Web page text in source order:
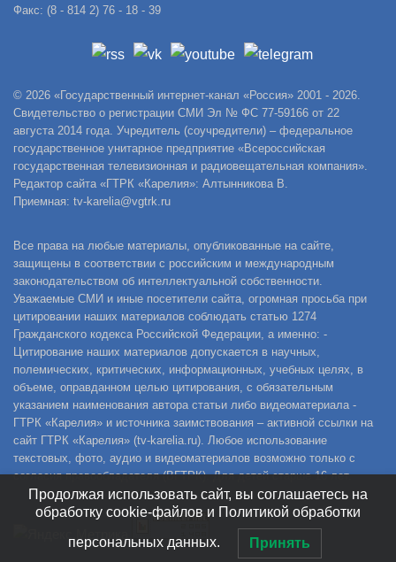
Факс: (8 - 814 2) 76 - 18 - 39
© 2026 «Государственный интернет-канал «Россия» 2001 - 2026.
Свидетельство о регистрации СМИ Эл № ФС 77-59166 от 22
августа 2014 года. Учредитель (соучредители) – федеральное
государственное унитарное предприятие «Всероссийская
государственная телевизионная и радиовещательная компания».
Редактор сайта «ГТРК «Карелия»: Алтынникова В.
Приемная: tv-karelia@vgtrk.ru
Все права на любые материалы, опубликованные на сайте,
защищены в соответствии с российским и международным
законодательством об интеллектуальной собственности.
Уважаемые СМИ и иные посетители сайта, огромная просьба при
цитировании наших материалов соблюдать статью 1274
Гражданского кодекса Российской Федерации, а именно: -
Цитирование наших материалов допускается в научных,
полемических, критических, информационных, учебных целях, в
объеме, оправданном целью цитирования, с обязательным
указанием наименования автора статьи либо видеоматериала -
ГТРК «Карелия» и источника заимствования – активной ссылки на
сайт ГТРК «Карелия» (tv-karelia.ru). Любое использование
текстовых, фото, аудио и видеоматериалов возможно только с
согласия правообладателя (ВГТРК). Для детей старше 16 лет.
Продолжая использовать сайт, вы соглашаетесь на
обработку cookie-файлов и Политикой обработки
персональных данных. Принять